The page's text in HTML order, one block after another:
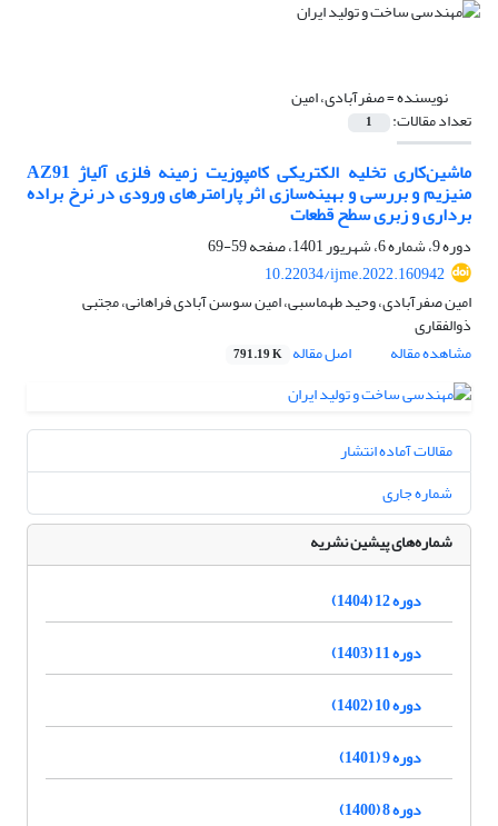
نویسنده =صفرآبادی، امین
تعداد مقالات: 1
ماشین‌کاری تخلیه الکتریکی کامپوزیت زمینه فلزی آلیاژ AZ91
منیزیم و بررسی و بهینه‌سازی اثر پارامترهای ورودی در نرخ براده
برداری و زبری سطح قطعات
دوره 9، شماره 6، شهریور 1401، صفحه
59-69
10.22034/ijme.2022.160942
امین صفرآبادی، وحید طهماسبی، امین سوسن آبادی فراهانی، مجتبی
ذوالفقاری
مشاهده مقاله
اصل مقاله 791.19 K
مقالات آماده انتشار
شماره جاری
شماره‌های پیشین نشریه
دوره 12 (1404)
دوره 11 (1403)
دوره 10 (1402)
دوره 9 (1401)
دوره 8 (1400)